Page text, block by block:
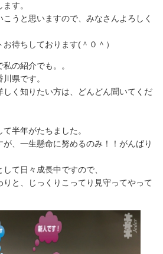
す。
うと思いますので、みなさんよろしく
待ちしております(＾０＾）
の紹介でも。。
県です。
しく知りたい方は、どんどん聞いてくだ
半年がたちました。
、一生懸命に努めるのみ！！がんばり
て日々成長中ですので、
と、じっくりこってり見守ってやって